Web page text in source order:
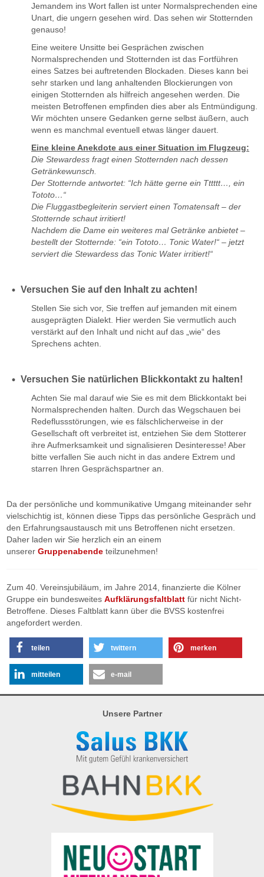
Jemandem ins Wort fallen ist unter Normalsprechenden eine
Unart, die ungern gesehen wird. Das sehen wir Stotternden
genauso!
Eine weitere Unsitte bei Gesprächen zwischen
Normalsprechenden und Stotternden ist das Fortführen
eines Satzes bei auftretenden Blockaden. Dieses kann bei
sehr starken und lang anhaltenden Blockierungen von
einigen Stotternden als hilfreich angesehen werden. Die
meisten Betroffenen empfinden dies aber als Entmündigung.
Wir möchten unsere Gedanken gerne selbst äußern, auch
wenn es manchmal eventuell etwas länger dauert.
Eine kleine Anekdote aus einer Situation im Flugzeug:
Die Stewardess fragt einen Stotternden nach dessen
Getränkewunsch.
Der Stotternde antwortet: “Ich hätte gerne ein Tttttt…, ein
Tototo…“
Die Fluggastbegleiterin serviert einen Tomatensaft – der
Stotternde schaut irritiert!
Nachdem die Dame ein weiteres mal Getränke anbietet –
bestellt der Stotternde: “ein Tototo… Tonic Water!“ – jetzt
serviert die Stewardess das Tonic Water irritiert!“
Versuchen Sie auf den Inhalt zu achten!
Stellen Sie sich vor, Sie treffen auf jemanden mit einem
ausgeprägten Dialekt. Hier werden Sie vermutlich auch
verstärkt auf den Inhalt und nicht auf das „wie“ des
Sprechens achten.
Versuchen Sie natürlichen Blickkontakt zu halten!
Achten Sie mal darauf wie Sie es mit dem Blickkontakt bei
Normalsprechenden halten. Durch das Wegschauen bei
Redeflussstörungen, wie es fälschlicherweise in der
Gesellschaft oft verbreitet ist, entziehen Sie dem Stotterer
ihre Aufmerksamkeit und signalisieren Desinteresse! Aber
bitte verfallen Sie auch nicht in das andere Extrem und
starren Ihren Gesprächspartner an.
Da der persönliche und kommunikative Umgang miteinander sehr
vielschichtig ist, können diese Tipps das persönliche Gespräch und
den Erfahrungsaustausch mit uns Betroffenen nicht ersetzen.
Daher laden wir Sie herzlich ein an einem
unserer Gruppenabende teilzunehmen!
Zum 40. Vereinsjubiläum, im Jahre 2014, finanzierte die Kölner
Gruppe ein bundesweites Aufklärungsfaltblatt für nicht Nicht-
Betroffene. Dieses Faltblatt kann über die BVSS kostenfrei
angefordert werden.
teilen twittern merken
mitteilen e-mail
Unsere Partner